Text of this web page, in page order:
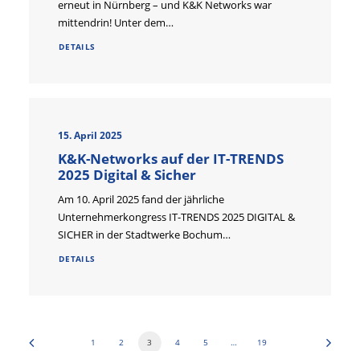
erneut in Nürnberg – und K&K Networks war
mittendrin! Unter dem…
DETAILS
15. April 2025
K&K-Networks auf der IT-TRENDS
2025 Digital & Sicher
Am 10. April 2025 fand der jährliche
Unternehmerkongress IT-TRENDS 2025 DIGITAL &
SICHER in der Stadtwerke Bochum…
DETAILS
1 2 3 4 5 … 19